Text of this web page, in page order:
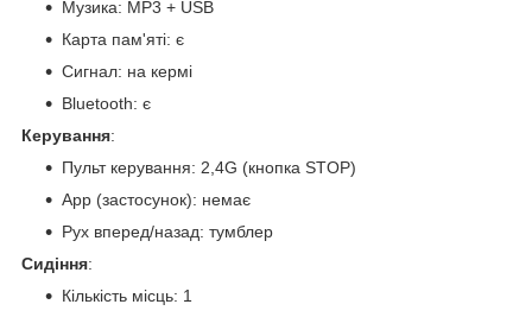
Музика: MP3 + USB
Карта пам'яті: є
Сигнал: на кермі
Bluetooth: є
Керування:
Пульт керування: 2,4G (кнопка STOP)
App (застосунок): немає
Рух вперед/назад: тумблер
Сидіння:
Кількість місць: 1